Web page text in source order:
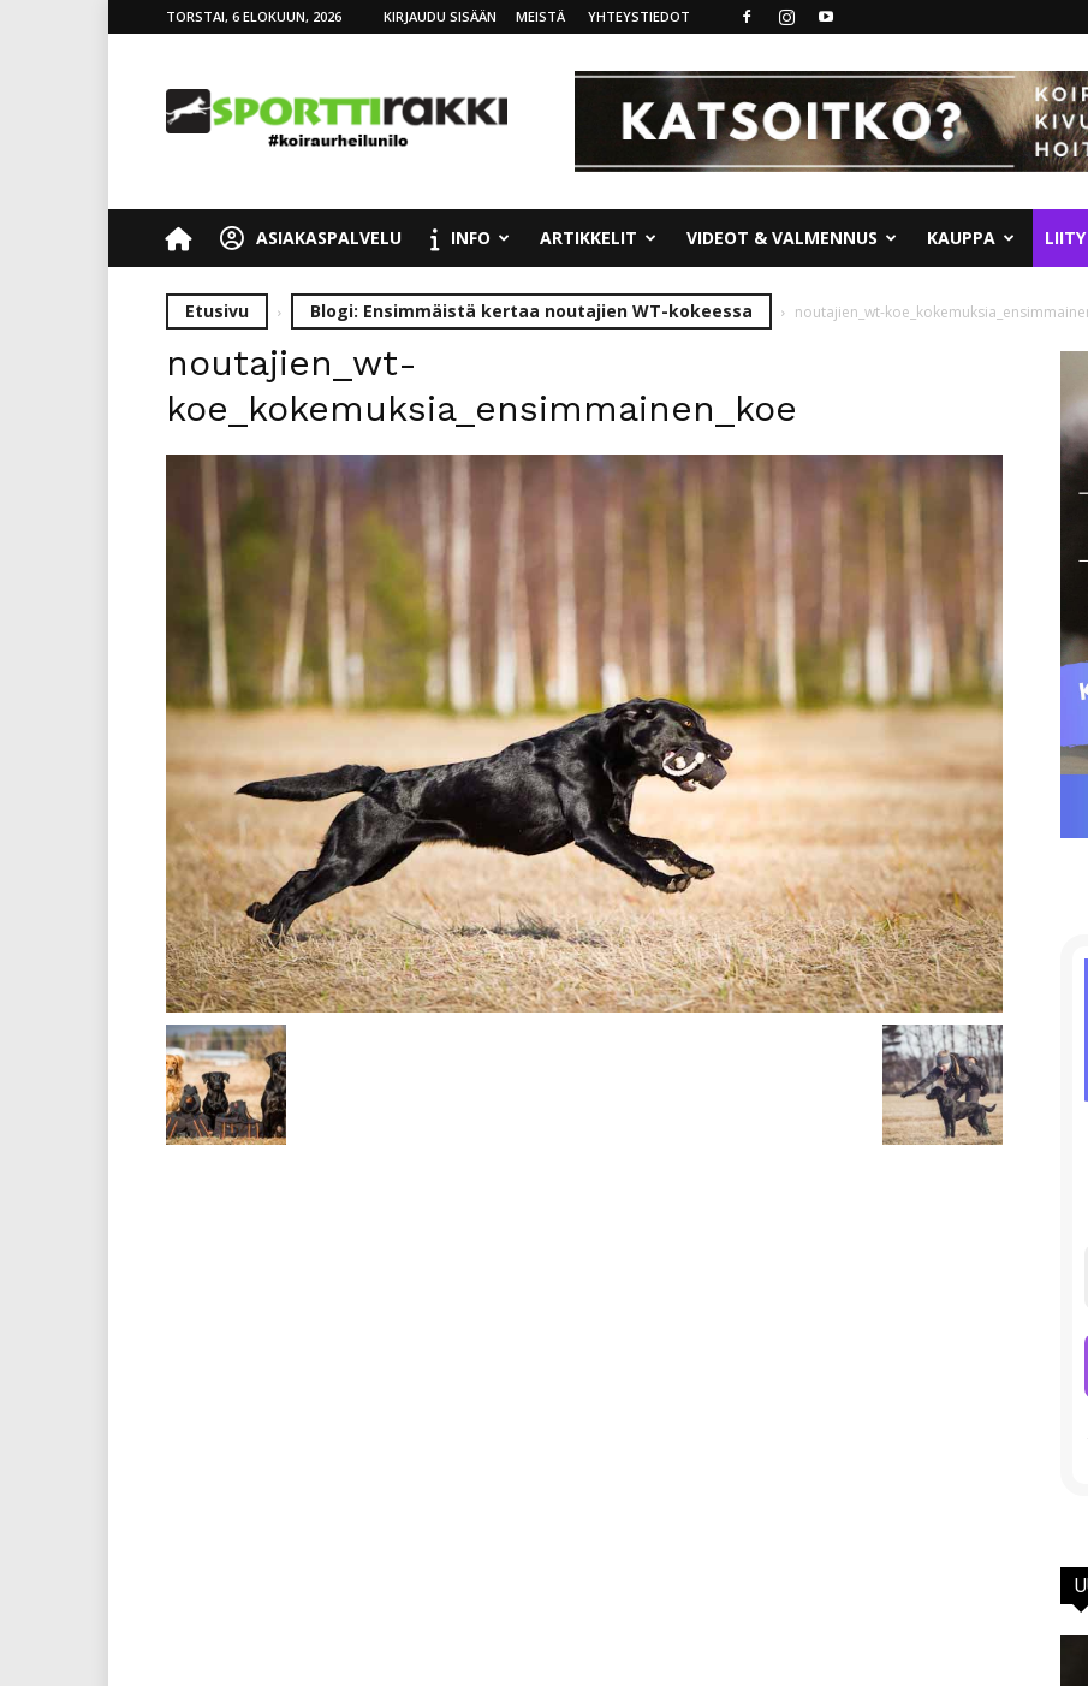
TORSTAI, 6 ELOKUUN, 2026 KIRJAUDU SISÄÄN MEISTÄ YHTEYSTIEDOT
ASIAKASPALVELU INFO ARTIKKELIT VIDEOT & VALMENNUS KAUPPA LIITY
Etusivu Blogi: Ensimmäistä kertaa noutajien WT-kokeessa noutajien_wt-
noutajien_wt-
koe_kokemuksia_ensimmainen_koe